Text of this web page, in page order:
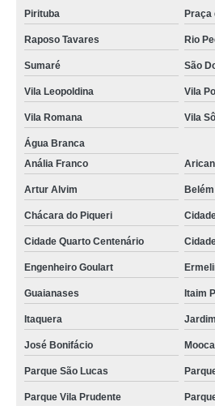
locação de nobreak para servidor de data
Pirituba Praça
Raposo Tavares Rio
Sumaré São
Vila Leopoldina Vila
Vila Romana Vila
Água Branca
Anália Franco
Artur Alvim Belém
Chácara do Piqueri
Cidade Quarto Centenário
Engenheiro Goulart
Guaianases Itaim
Itaquera
José Bonifácio Mooca
Parque São Lucas
Parque Vila Prudente